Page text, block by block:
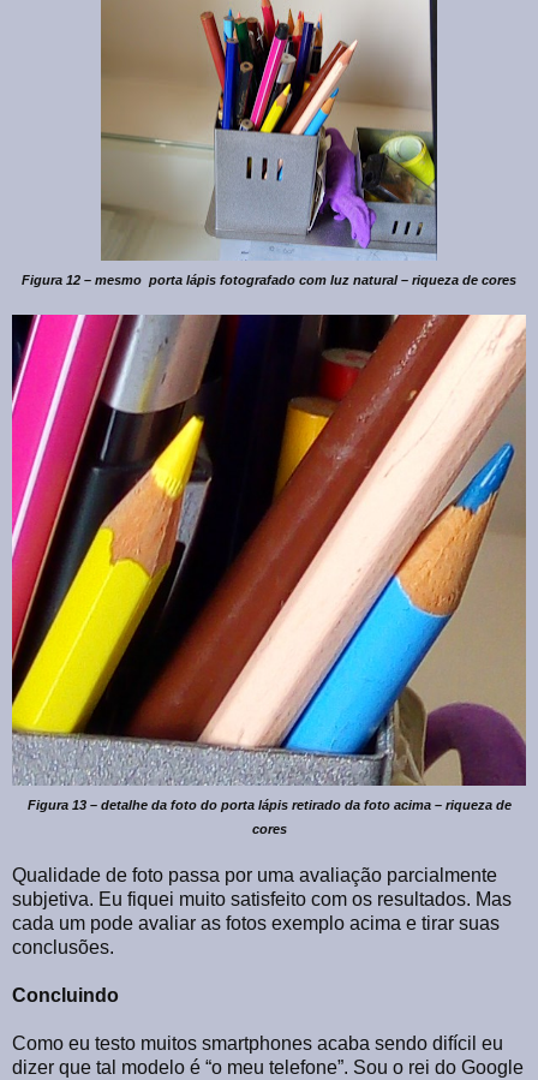
Figura 12 – mesmo porta lápis fotografado com luz natural – riqueza de cores
Figura 13 – detalhe da foto do porta lápis retirado da foto acima – riqueza de
cores
Qualidade de foto passa por uma avaliação parcialmente
subjetiva. Eu fiquei muito satisfeito com os resultados. Mas
cada um pode avaliar as fotos exemplo acima e tirar suas
conclusões.
Concluindo
Como eu testo muitos smartphones acaba sendo difícil eu
dizer que tal modelo é “o meu telefone”. Sou o rei do Google